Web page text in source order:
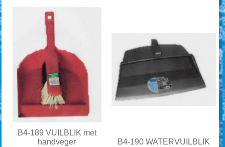
B4-189 VUILBLIK met
handveger
B4-190 WATERVUILBLIK